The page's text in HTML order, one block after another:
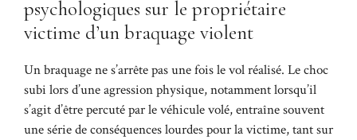
psychologiques sur le propriétaire
victime d’un braquage violent
Un braquage ne s’arrête pas une fois le vol réalisé. Le choc
subi lors d’une agression physique, notamment lorsqu’il
s’agit d’être percuté par le véhicule volé, entraîne souvent
une série de conséquences lourdes pour la victime, tant sur